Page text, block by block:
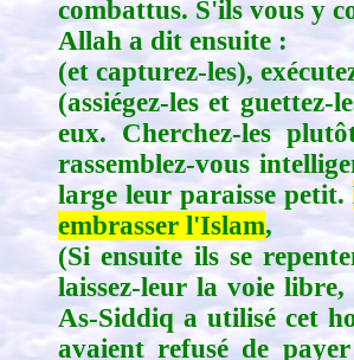
combattus. S'ils vous y
Allah a dit ensuite :
(et capturez-les),
(assiégez-les et
eux. Cherchez-les
rassemblez-vous
large leur paraisse petit.
embrasser l'Islam,
(Si ensuite ils se
laissez-leur la voie
As-Siddiq a utilisé cet
avaient refusé de